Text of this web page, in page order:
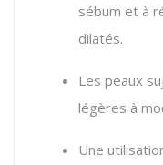
sébum et à
dilatés.
Les peaux
légères à
Une